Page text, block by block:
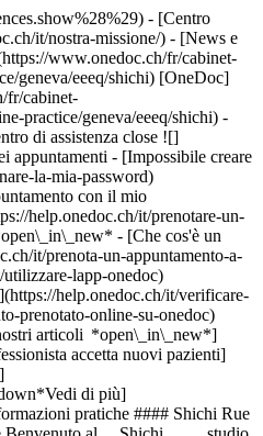
- [Centro
it/nostra-missione/) - [News e
www.onedoc.ch/fr/cabinet-
geneva/eeeq/shichi) [OneDoc]
fr/cabinet-
practice/geneva/eeeq/shichi) -
di assistenza close ![]
appuntamenti - [Impossibile creare
la-mia-password)
con il mio
help.onedoc.ch/it/prenotare-un-
- [Che cos'è un
it/prenota-un-appuntamento-a-
lapp-onedoc)
consultazione? Questa è la mia prima consultazione nell'istituto per questa specialità Sono già seguito/a nell'istituto per questa specialità * * * *touch\_app* Scegli una fascia oraria *chevron\_left* ven 31 lug *chevron\_right* Vedi più appuntamenti Fascia oraria Prenota appuntamento ### Scarica l'app OneDoc Prenota un appuntamento online con un medico, dentista o terapeuta vicino a te in Svizzera. L'app OneDoc ti consente di gestire tutti i tuoi appuntamenti medici dal tuo cellulare, ovunque e in qualsiasi momento. ![Codice QR che rimanda all’App Store o a Google Play per scaricare l’app OneDoc Pazienti](https://www.onedoc.ch/assets/images/download-app-qr.jpeg) Scansiona il codice QR per scaricare l'app [![Scarica la nostra applicazione su App Store!](https://www.onedoc.ch/assets/images/app-store-badge-it.svg)](https://apps.apple.com/ch/app/onedoc/id1592376413?l=fr)[![Scarica la nostra app su Google Play Store!](https://www.onedoc.ch/assets/images/google-play-badge-it.png)](https://play.google.com/store/apps/details?id=ch.onedoc.patient&hl=fr-CH) *keyboard\_arrow\_right* ## Ricerche associate [Agopuntore a Ginevra](https://www.onedoc.ch/it/agopuntore/ginevra)[Specialista in Medicina Tradizionale Cinese (MTC) a Ginevra](https://www.onedoc.ch/it/specialista-in-medicina-tradizionale-cinese-mtc/ginevra)[Naturopata (MTC) a Ginevra](https://www.onedoc.ch/it/naturopata-mtc/ginevra)[Agopuntore a Carouge](https://www.onedoc.ch/it/agopuntore/carouge)[Agopuntore a Meyrin](https://www.onedoc.ch/it/agopuntore/meyrin)[Specialista in Medicina Tradizionale Cinese (MTC) a Carouge](https://www.onedoc.ch/it/specialista-in-medicina-tradizionale-cinese-mtc/carouge)[Agopuntore a Nyon](https://www.onedoc.ch/it/agopuntore/nyon)[Agopuntore a Vernier](https://www.onedoc.ch/it/agopuntore/vernier)[Agopuntore a Lancy](https://www.onedoc.ch/it/agopuntore/lancy)[Agopuntore a Gland](https://www.onedoc.ch/it/agopuntore/gland)[Agopuntore a Préverenges](https://www.onedoc.ch/it/agopuntore/preverenges)[Specialista in Medicina Tradizionale Cinese (MTC) a Gland](https://www.onedoc.ch/it/specialista-in-medicina-tradizionale-cinese-mtc/gland)[Agopuntore a Chêne-Bourg](https://www.onedoc.ch/it/agopuntore/chene-bourg)[Agopuntore a Thônex](https://www.onedoc.ch/it/agopuntore/thonex)[Specialista in Medicina Tradizionale Cinese (MTC) a Vernier](https://www.onedoc.ch/it/specialista-in-medicina-tradizionale-cinese-mtc/vernier)[Agopuntore a Morges](https://www.onedoc.ch/it/agopuntore/morges)[Specialista in Medicina Tradizionale Cinese (MTC) a Meyrin](https://www.onedoc.ch/it/specialista-in-medicina-tradizionale-cinese-mtc/meyrin)[Specialista in Medicina Tradizionale Cinese (MTC) a Onex](https://www.onedoc.ch/it/specialista-in-medicina-tradizionale-cinese-mtc/onex)[Agopuntore a Plan-les-Ouates](https://www.onedoc.ch/it/agopuntore/plan-les-ouates)[Specialista in Medicina Tradizionale Cinese (MTC) a Chêne-Bourg](https://www.onedoc.ch/it/specialista-in-medicina-tradizionale-cinese-mtc/chene-bourg)[Agopuntore a Onex](https://www.onedoc.ch/it/agopuntore/onex) *keyboard\_arrow\_right* ## Ricerche frequenti [Studio medicina alternativa a Ginevra](https://www.onedoc.ch/it/studio-medicina-alternativa/ginevra)[Studio medicina alternativa a Meyrin](https://www.onedoc.ch/it/studio-medicina-alternativa/meyrin)[Studio medicina alternativa a Thônex](https://www.onedoc.ch/it/studio-medicina-alternativa/thonex)[Studio medicina alternativa a Le Grand-Saconnex](https://www.onedoc.ch/it/studio-medicina-alternativa/le-grand-saconnex)[Studio medicina alternativa a Versoix](https://www.onedoc.ch/it/studio-medicina-alternativa/versoix)[Studio medicina alternativa a Vernier](https://www.onedoc.ch/it/studio-medicina-alternativa/vernier)[Studio medicina alternativa a Plan-les-Ouates](https://www.onedoc.ch/it/studio-medicina-alternativa/plan-les-ouates)[Studio medicina alternativa a Onex](https://www.onedoc.ch/it/studio-medicina-alternativa/onex)[Studio medicina alternativa a Carouge](https://www.onedoc.ch/it/studio-medicina-alternativa/carouge) *keyboard\_arrow\_right* ## Trova una sede [Studio medico](https://www.onedoc.ch/it/studio-medico)[Centro medico](https://www.onedoc.ch/it/centro-medico)[Studio